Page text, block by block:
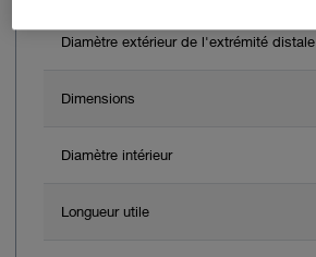
Diamètre extérieur de l'extrémité distale
Dimensions
Diamètre intérieur
Longueur utile